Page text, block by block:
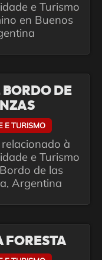
e Turismo
en Buenos
BORDO DE
E TURISMO
à
e Turismo
de las
Argentina
FORESTA